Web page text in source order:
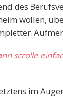
des
wollen,
scrolle
im